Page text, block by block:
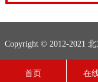
Copyright © 2012-2021
首页
在